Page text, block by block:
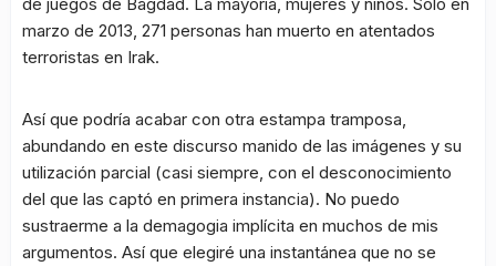
marzo de 2013, 271 personas han muerto en atentados
terroristas en Irak.
Así que podría acabar con otra estampa tramposa,
abundando en este discurso manido de las imágenes y su
utilización parcial (casi siempre, con el desconocimiento
del que las captó en primera instancia). No puedo
sustraerme a la demagogia implícita en muchos de mis
argumentos. Así que elegiré una instantánea que no se